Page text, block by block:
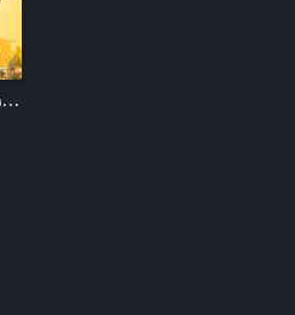
Ayı Kardeşler Zamanda Yolculuk Full İzle